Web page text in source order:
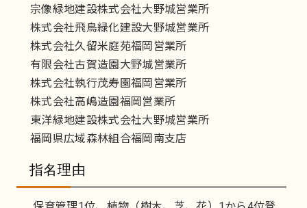
宗像緑地建設株式会社大野城営業所
株式会社飛鳥緑化建設大野城営業所
株式会社久留米庭苑福岡営業所
有限会社古賀造園大野城営業所
株式会社執行茂寿園福岡営業所
株式会社高嶋造園福岡営業所
東洋緑地建設株式会社大野城営業所
福岡県広域森林組合福岡南支店
指名理由